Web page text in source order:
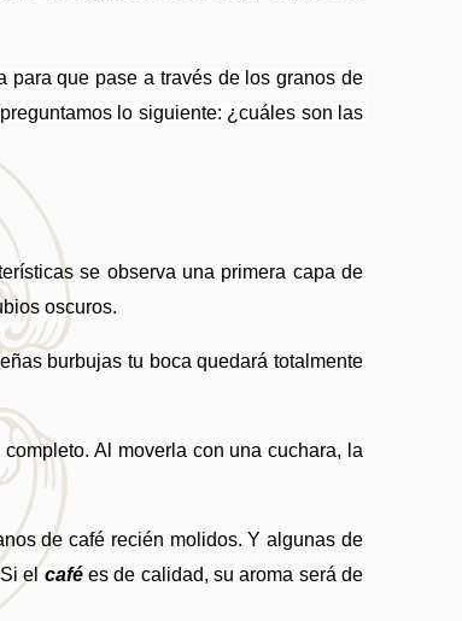
lo siguiente: ¿cuáles son las
se observa una primera capa de
oscuros.
burbujas tu boca quedará totalmente
Al moverla con una cuchara, la
de café recién molidos. Y algunas de
el café es de calidad, su aroma será de